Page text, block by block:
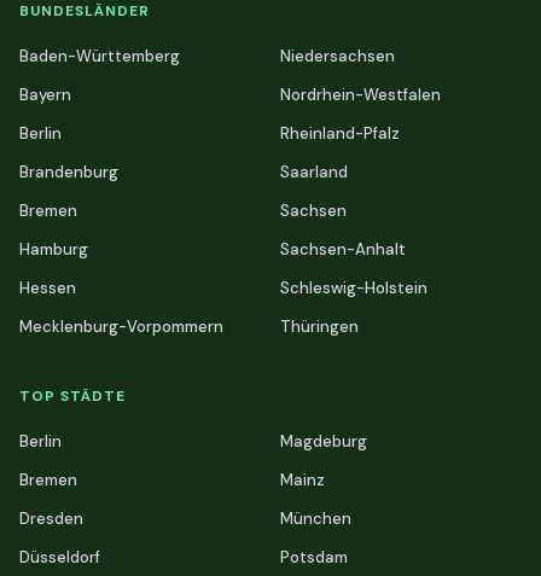
BUNDESLÄNDER
Baden-Württemberg
Bayern
Berlin
Brandenburg
Bremen
Hamburg
Hessen
Mecklenburg-Vorpommern
Niedersachsen
Nordrhein-Westfalen
Rheinland-Pfalz
Saarland
Sachsen
Sachsen-Anhalt
Schleswig-Holstein
Thüringen
TOP STÄDTE
Berlin
Bremen
Dresden
Düsseldorf
Magdeburg
Mainz
München
Potsdam